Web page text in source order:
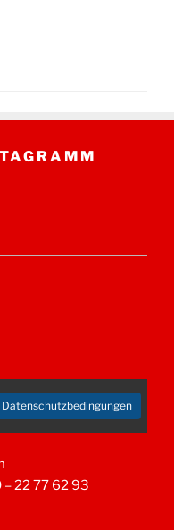
Datenschutzbedingungen
– 22 77 62 93